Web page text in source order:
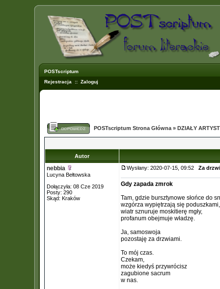
POSTscriptum
Rejestracja :: Zaloguj
POSTscriptum Strona Główna » DZIAŁY
Autor
nebbia
Lucyna Bełtowska
Dołączyła: 08 Cze 2019
Posty: 290
Skąd: Kraków
Wysłany: 2020-07-15, 09:52 Za
Gdy zapada zmrok
Tam, gdzie bursztynowe słońce do
wzgórza wypiętrzają się poduszkami,
wiatr sznuruje moskitierę mgły,
profanum obejmuje władzę.
Ja, samoswoja
pozostaję za drzwiami.
To mój czas.
Czekam,
może kiedyś przywrócisz
zagubione sacrum
w nas.